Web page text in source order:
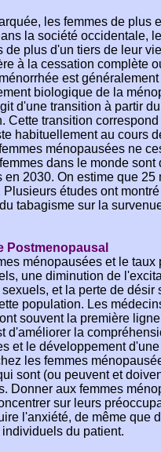
les femmes de plus
la société occidentale,
plus d'un tiers de leur
à la cessation complète
est
biologique de la
d'une transition à partir
Cette transition
habituellement au cours
ménopausées ne
dans le monde sont
2030. On estime que 25
études ont
tabagisme sur la
Postmenopausal
ménopausées et le taux
une diminution de
et la perte de désir
population. Les
souvent la première
d'améliorer la
et le développement
les femmes
sont (ou peuvent et
Donner aux femmes
sur leurs
l'anxiété, de même que
du patient.